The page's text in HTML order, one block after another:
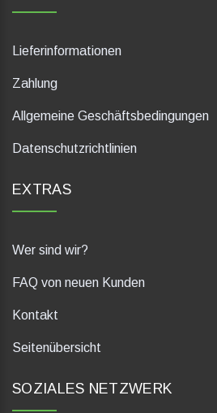
Lieferinformationen
Zahlung
Allgemeine Geschäftsbedingungen
Datenschutzrichtlinien
EXTRAS
Wer sind wir?
FAQ von neuen Kunden
Kontakt
Seitenübersicht
SOZIALES NETZWERK